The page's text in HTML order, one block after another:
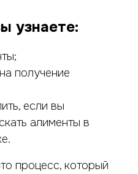
узнаете:
получение
если вы
алименты в
процесс, который